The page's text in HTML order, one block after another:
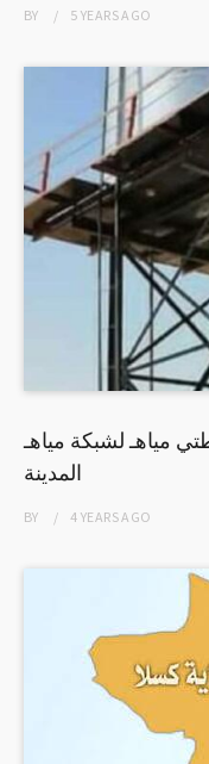
BY 5 YEARSAGO
مياهـ لشبكة مياهـ
المدينة
BY 4 YEARSAGO